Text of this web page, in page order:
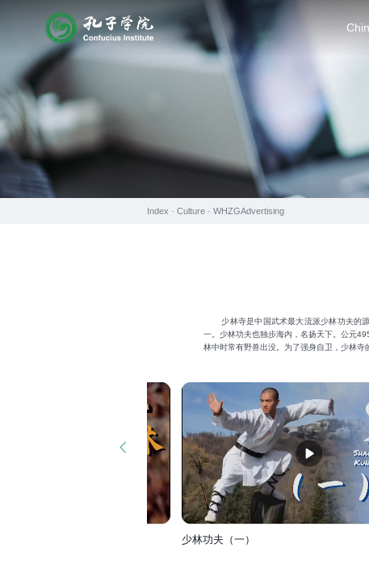
Index · Culture · WHZGAdvertising
少林寺是中国武术最大流派少林功夫的
一。少林功夫也独步海内，名扬天下。公元
林中时常有野兽出没。为了强身自卫，少林寺
少林功夫（一）